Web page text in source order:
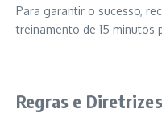
Para garantir o sucesso,
treinamento de 15 minutos
Regras e Diretrizes